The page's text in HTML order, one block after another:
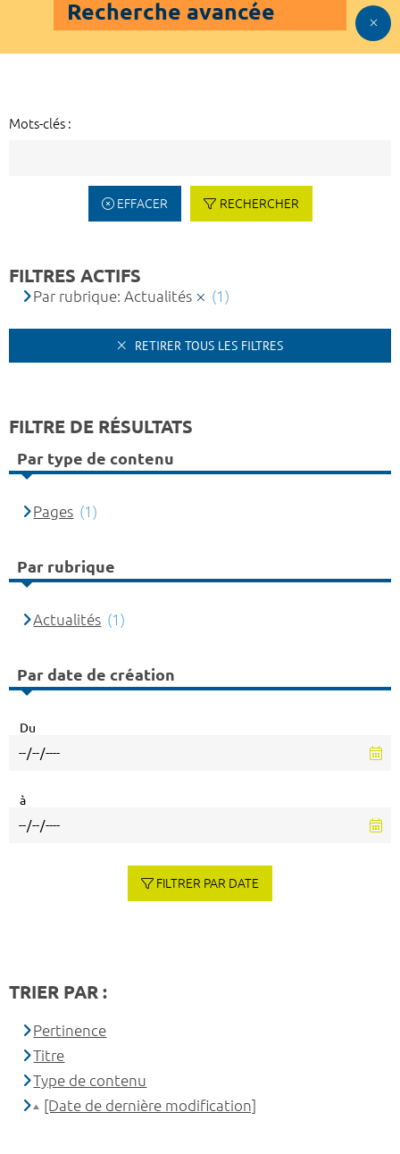
Recherche avancée
Mots-clés :
EFFACER RECHERCHER
FILTRES ACTIFS
Par rubrique: Actualités (1)
RETIRER TOUS LES FILTRES
FILTRE DE RÉSULTATS
Par type de contenu
Pages (1)
Par rubrique
Actualités (1)
Par date de création
Du
à
FILTRER PAR DATE
TRIER PAR :
Pertinence
Titre
Type de contenu
[Date de dernière modification]